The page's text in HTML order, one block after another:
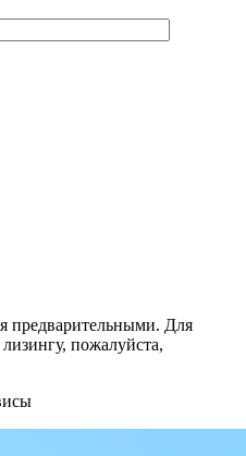
предварительными. Для
пожалуйста,